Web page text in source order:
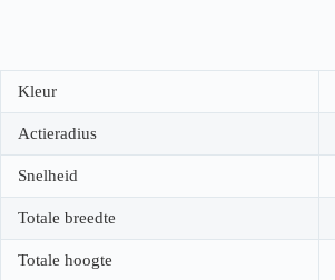
Kleur
Actieradius
Snelheid
Totale breedte
Totale hoogte